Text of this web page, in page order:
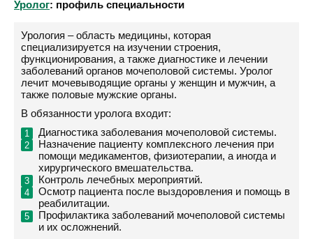
Уролог: профиль специальности
Урология – область медицины, которая
специализируется на изучении строения,
функционирования, а также диагностике и лечении
заболеваний органов мочеполовой системы. Уролог
лечит мочевыводящие органы у женщин и мужчин, а
также половые мужские органы.
В обязанности уролога входит:
Диагностика заболевания мочеполовой системы.
Назначение пациенту комплексного лечения при
помощи медикаментов, физиотерапии, а иногда и
хирургического вмешательства.
Контроль лечебных мероприятий.
Осмотр пациента после выздоровления и помощь в
реабилитации.
Профилактика заболеваний мочеполовой системы
и их осложнений.